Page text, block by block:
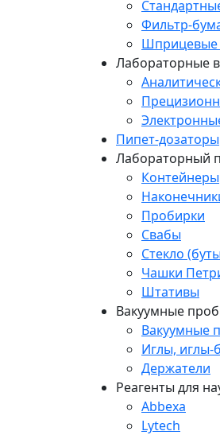
Фильтр-
Шприцевые
Лабораторные
Пипет-дозаторы
Лабораторный
Контейнеры
Пробирки
Свабы
Стекло
Чашки
Штативы
Вакуумные
Вакуумные
Иглы, иглы-
Держатели
Реагенты для
Abbexa
Lytech